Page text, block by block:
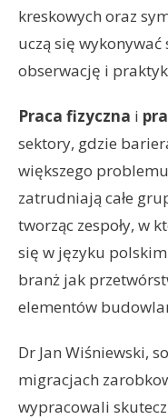
kreskowych oraz
uczą się
obserwację i
Praca fizyczna i
sektory, gdzie
większego
zatrudniają całe
tworząc zespoły, w
się w języku
branż jak
elementów
Dr Jan Wiśniewski,
migracjach
wypracowali